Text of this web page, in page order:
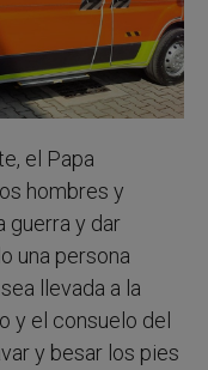
el Papa
hombres y
guerra y dar
una persona
llevada a la
y el consuelo del
y besar los pies